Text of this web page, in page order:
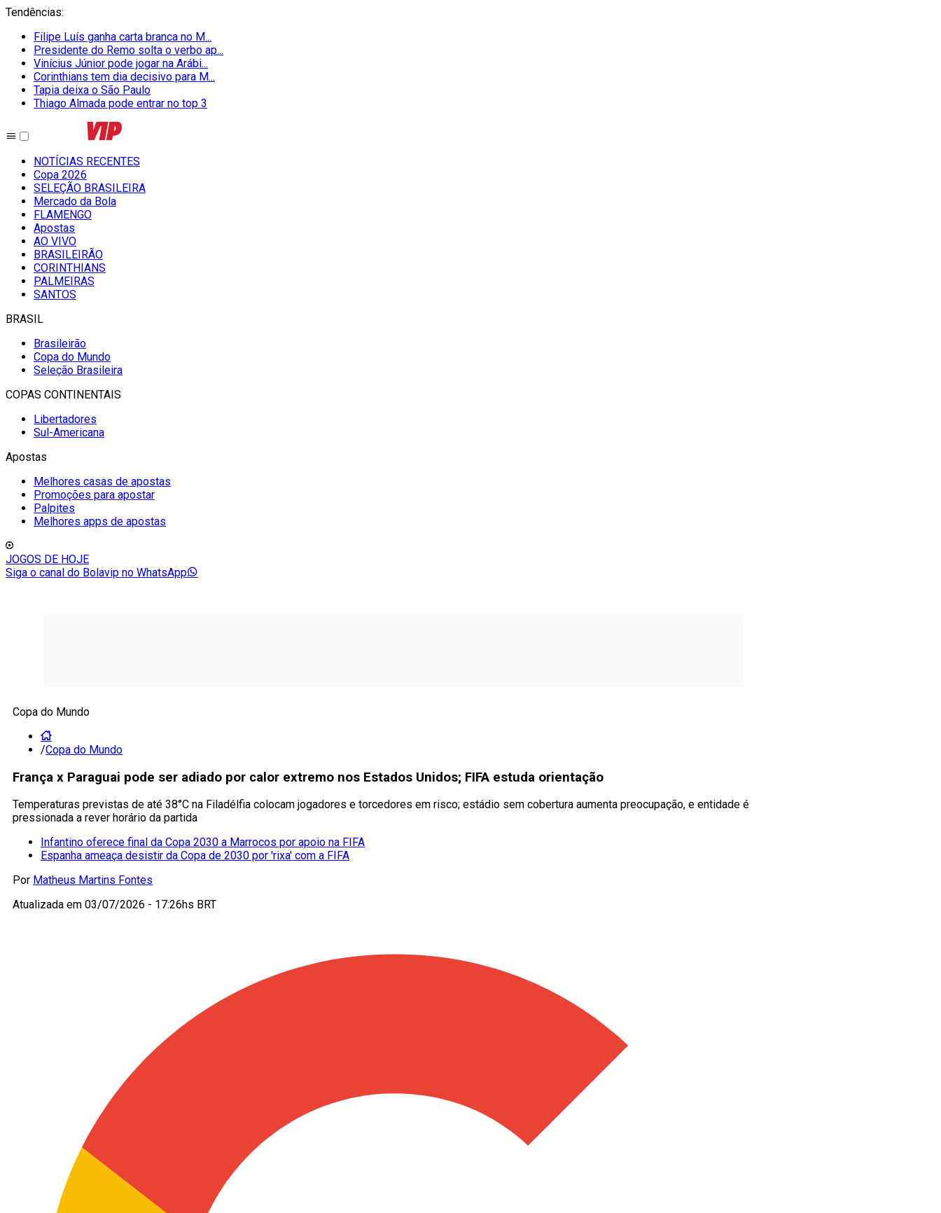
Tendências:
Filipe Luís ganha carta branca no M...
Presidente do Remo solta o verbo ap...
Vinícius Júnior pode jogar na Arábi...
Corinthians tem dia decisivo para M...
Tapia deixa o São Paulo
Thiago Almada pode entrar no top 3
NOTÍCIAS RECENTES
Copa 2026
SELEÇÃO BRASILEIRA
Mercado da Bola
FLAMENGO
Apostas
AO VIVO
BRASILEIRÃO
CORINTHIANS
PALMEIRAS
SANTOS
BRASIL
Brasileirão
Copa do Mundo
Seleção Brasileira
COPAS CONTINENTAIS
Libertadores
Sul-Americana
Apostas
Melhores casas de apostas
Promoções para apostar
Palpites
Melhores apps de apostas
JOGOS DE HOJE
Siga o canal do Bolavip no WhatsApp
Copa do Mundo
/Copa do Mundo
França x Paraguai pode ser adiado por calor extremo nos Estados Unidos; FIFA estuda orientação
Temperaturas previstas de até 38°C na Filadélfia colocam jogadores e torcedores em risco; estádio sem cobertura aumenta preocupação, e entidade é
pressionada a rever horário da partida
Infantino oferece final da Copa 2030 a Marrocos por apoio na FIFA
Espanha ameaça desistir da Copa de 2030 por 'rixa' com a FIFA
Por Matheus Martins Fontes
Atualizada em 03/07/2026 - 17:26hs BRT